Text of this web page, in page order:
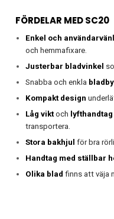
FÖRDELAR MED SC20
Enkel och
och hemmafixare.
Justerbar bladvinkel
Snabba och enkla
Kompakt design
Låg viktoch lyfthandtag
transportera.
Stora bakhjul för bra
Handtag med ställbar
Olika blad finns att väja